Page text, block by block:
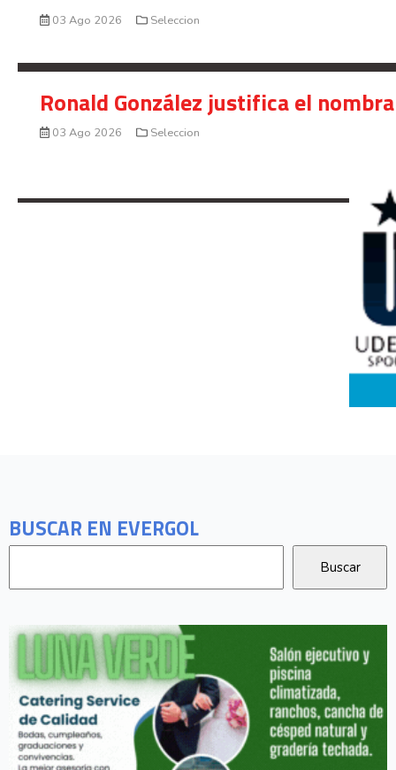
BUSCAR EN EVERGOL
03 Ago 2026 Seleccion
Ronald González justifica el
03 Ago 2026 Seleccion